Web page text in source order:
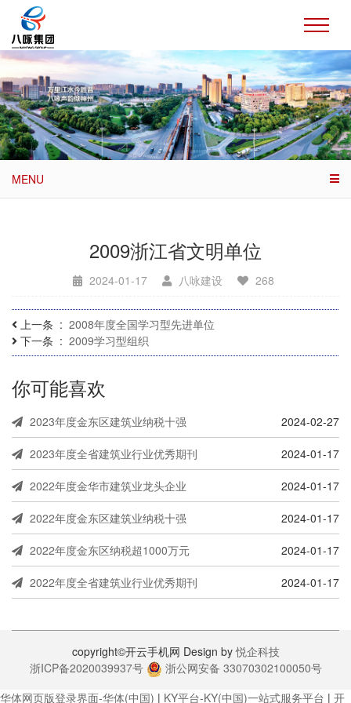
MENU
2009浙江省文明单位
2024-01-17 八咏建设 268
上一条
2008年度全国学习型先进单位
下一条
2009学习型组织
你可能喜欢
2024-02-27
2023年度金东区建筑业纳税十强
2024-01-17
2023年度全省建筑业行业优秀期刊
2024-01-17
2022年度金华市建筑业龙头企业
2024-01-17
2022年度金东区建筑业纳税十强
2024-01-17
2022年度金东区纳税超1000万元
2024-01-17
2022年度全省建筑业行业优秀期刊
copyright©开云手机网 Design by悦企科技
浙ICP备2020039937号
浙公网安备 33070302100050号
华体网页版登录界面-华体(中国) | KY平台-KY(中国)一站式服务平台 | 开